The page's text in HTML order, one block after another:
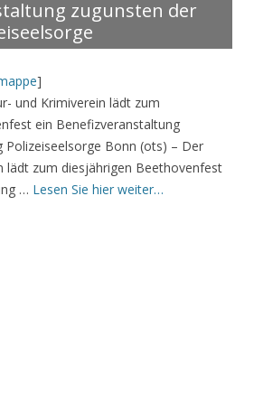
zugunsten der
]
und Krimiverein lädt zum
ein Benefizveranstaltung
Polizeiseelsorge Bonn (ots) – Der
lädt zum diesjährigen Beethovenfest
… Lesen Sie hier weiter…